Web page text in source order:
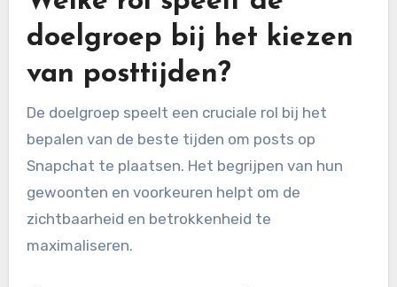
doelgroep bij het kiezen
van posttijden?
De doelgroep speelt een cruciale rol bij het
bepalen van de beste tijden om posts op
Snapchat te plaatsen. Het begrijpen van hun
gewoonten en voorkeuren helpt om de
zichtbaarheid en betrokkenheid te
maximaliseren.